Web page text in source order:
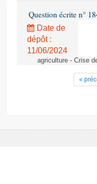
Question écrite n°
Date de
dépôt :
11/06/2024
agriculture - Crise
«